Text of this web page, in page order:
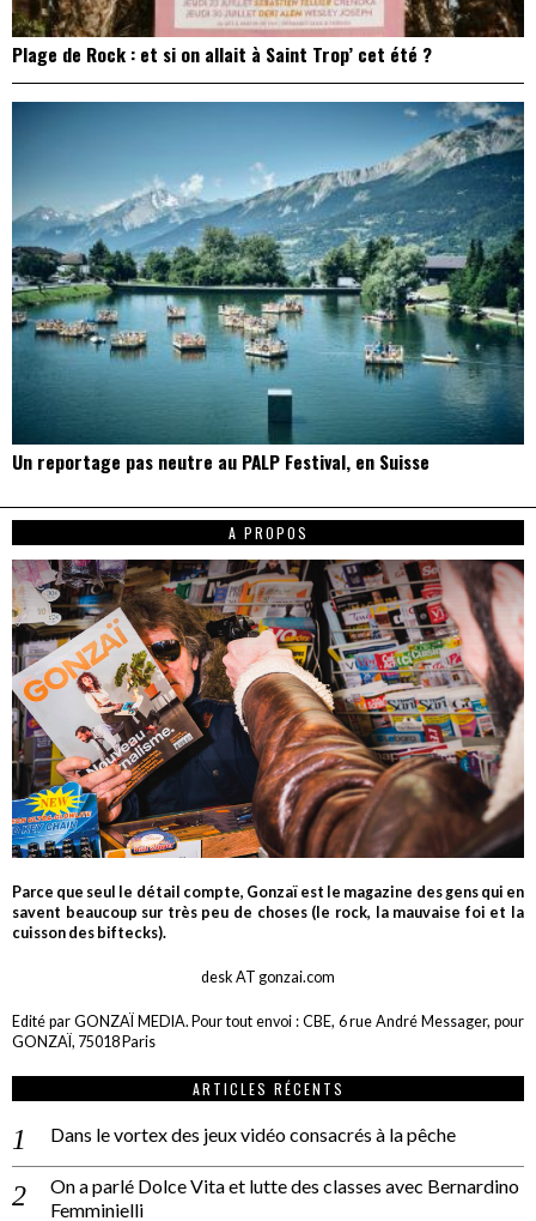
Plage de Rock : et si on allait à Saint Trop’ cet été ?
Un reportage pas neutre au PALP Festival, en Suisse
A PROPOS
Parce que seul le détail compte, Gonzaï est le magazine des gens qui en
savent beaucoup sur très peu de choses (le rock, la mauvaise foi et la
cuisson des biftecks).
desk AT gonzai.com
Edité par GONZAÏ MEDIA. Pour tout envoi : CBE, 6 rue André Messager, pour
GONZAÏ, 75018 Paris
ARTICLES RÉCENTS
Dans le vortex des jeux vidéo consacrés à la pêche
On a parlé Dolce Vita et lutte des classes avec Bernardino
Femminielli